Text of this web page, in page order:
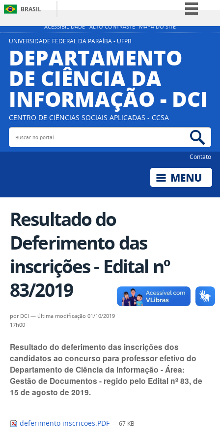
ACESSIBILIDADE ALTO CONTRASTE MAPA DO SITE
BRASIL
Simplifique!
Participe
Acesso à informação
Legislação
Canais
UNIVERSIDADE FEDERAL DA PARAÍBA - UFPB
DEPARTAMENTO
DE CIÊNCIA DA
INFORMAÇÃO - DCI
CENTRO DE CIÊNCIAS SOCIAIS APLICADAS - CCSA
Buscar no portal
Contato
Resultado do
Deferimento das
inscrições - Edital nº
83/2019
por DCI — última modificação 01/10/2019
17h00
Resultado do deferimento das inscrições dos
candidatos ao concurso para professor efetivo do
Departamento de Ciência da Informação - Área:
Gestão de Documentos - regido pelo Edital nº 83, de
15 de agosto de 2019.
deferimento inscricoes.PDF — 67 KB